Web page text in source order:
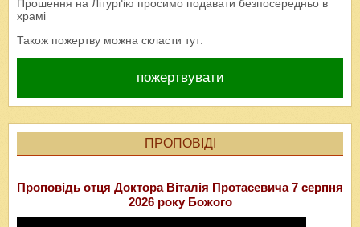
Прошення на Літурґію просимо подавати безпосередньо в
храмі
Також пожертву можна скласти тут:
пожертвувати
ПРОПОВІДІ
Проповідь отця Доктора Віталія Протасевича 7 серпня
2026 року Божого